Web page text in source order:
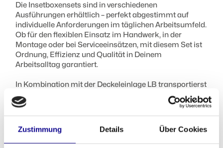
Zustimmung Details Über Cookies
Die Insetboxensets sind in verschiedenen
Ausführungen erhältlich – perfekt abgestimmt auf
individuelle Anforderungen im täglichen Arbeitsumfeld.
Ob für den flexiblen Einsatz im Handwerk, in der
Montage oder bei Serviceeinsätzen, mit diesem Set ist
Ordnung, Effizienz und Qualität in Deinem
Arbeitsalltag garantiert.
In Kombination mit der Deckeleinlage LB transportierst
Du Deine Inhalte sicher und vermischungsfrei – selbst
bei starker Erschütterung.
Das Insetboxenset CD3 LB 102 enthält:
2x Insetbox U3, grau inkl. 6 Trennwände 3x Insetbox C3,
blau 3x Insetbox D3, grün